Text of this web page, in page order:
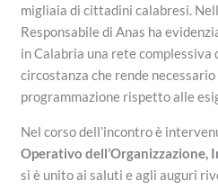
migliaia di cittadini calabresi.
Responsabile di Anas ha
in Calabria una rete complessiva
circostanza che rende
programmazione rispetto alle
Nel corso dell’incontro è
Operativo dell’Organizzazione,
si è unito ai saluti e agli auguri